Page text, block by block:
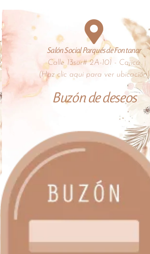
Salón Social Parqués de Fontanar
Calle 13sur# 2A-101 - Cajicá
(Haz clic aqui para ver ubicación)
Buzón de deseos